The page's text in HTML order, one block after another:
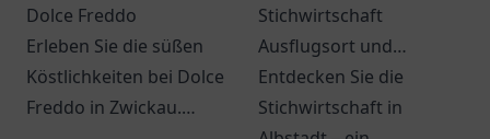
Dolce Freddo
Erleben Sie die süßen
Köstlichkeiten bei Dolce
Freddo in Zwickau.
Stichwirtschaft
Ausflugsort und
Speiselokal
Entdecken Sie die
Stichwirtschaft in